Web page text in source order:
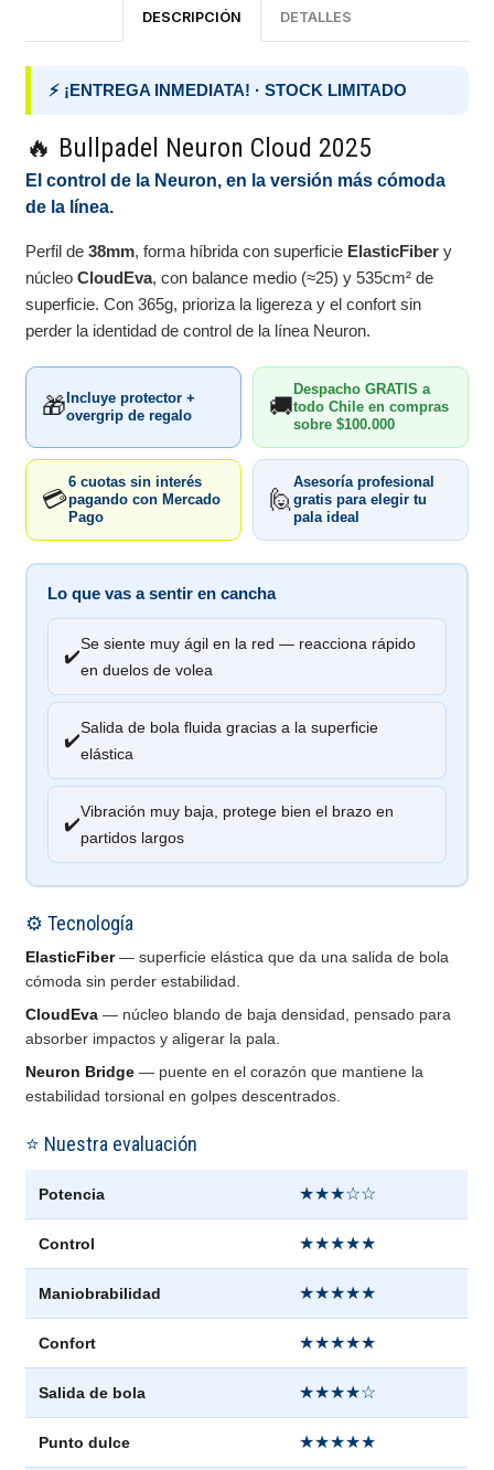
DESCRIPCIÓN DETALLES
⚡ ¡ENTREGA INMEDIATA! · STOCK LIMITADO
🔥 Bullpadel Neuron Cloud 2025
El control de la Neuron, en la versión más cómoda
de la línea.
Perfil de38mm, forma híbrida con superficie ElasticFiber y
núcleoCloudEva, con balance medio (≈25) y 535cm² de
superficie. Con 365g, prioriza la ligereza y el confort sin
perder la identidad de control de la línea Neuron.
🎁 Incluye protector +
overgrip de regalo
🚚
Despacho GRATIS a
todo Chile en compras
sobre $100.000
💳
6 cuotas sin interés
pagando con Mercado
Pago
🙋
Asesoría profesional
gratis para elegir tu
pala ideal
Lo que vas a sentir en cancha
✔️
Se siente muy ágil en la red — reacciona rápido
en duelos de volea
✔️
Salida de bola fluida gracias a la superficie
elástica
✔️
Vibración muy baja, protege bien el brazo en
partidos largos
⚙️ Tecnología
ElasticFiber— superficie elástica que da una salida de bola
cómoda sin perder estabilidad.
CloudEva — núcleo blando de baja densidad, pensado para
absorber impactos y aligerar la pala.
Neuron Bridge — puente en el corazón que mantiene la
estabilidad torsional en golpes descentrados.
⭐ Nuestra evaluación
Potencia ★★★☆☆
Control ★★★★★
Maniobrabilidad ★★★★★
Confort ★★★★★
Salida de bola ★★★★☆
Punto dulce ★★★★★